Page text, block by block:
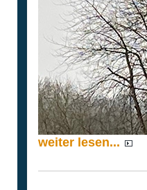
weiter lesen...